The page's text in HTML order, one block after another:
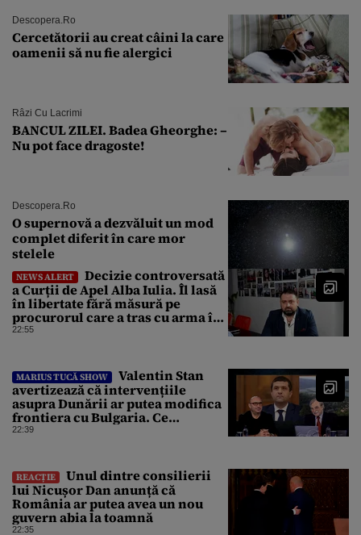
Descopera.ro
Cercetătorii au creat câini la care
oamenii să nu fie alergici
Râzi Cu Lacrimi
BANCUL ZILEI. Badea Gheorghe: –
Nu pot face dragoste!
Descopera.ro
O supernovă a dezvăluit un mod
complet diferit în care mor
stelele
NEWS ALERT
Decizie controversată
a Curții de Apel Alba Iulia. Îl lasă
în libertate fără măsură pe
procurorul care a tras cu arma în
fuga sa de poliție
22:55
MARIUS TUCĂ SHOW
Valentin Stan
avertizează că intervențiile
asupra Dunării ar putea modifica
frontiera cu Bulgaria. Ce
argumente aduce profesorul?
22:39
REACȚIE
Unul dintre consilierii
lui Nicușor Dan anunță că
România ar putea avea un nou
guvern abia la toamnă
22:35